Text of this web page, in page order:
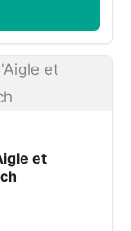
et